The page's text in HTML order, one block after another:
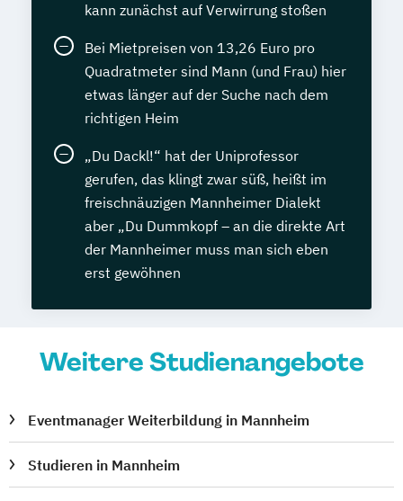
kann zunächst auf Verwirrung stoßen
Bei Mietpreisen von 13,26 Euro pro
Quadratmeter sind Mann (und Frau) hier
etwas länger auf der Suche nach dem
richtigen Heim
„Du Dackl!“ hat der Uniprofessor
gerufen, das klingt zwar süß, heißt im
freischnäuzigen Mannheimer Dialekt
aber „Du Dummkopf – an die direkte Art
der Mannheimer muss man sich eben
erst gewöhnen
Weitere Studienangebote
Eventmanager Weiterbildung in Mannheim
Studieren in Mannheim